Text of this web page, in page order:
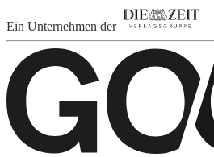
Ein Unternehmen der